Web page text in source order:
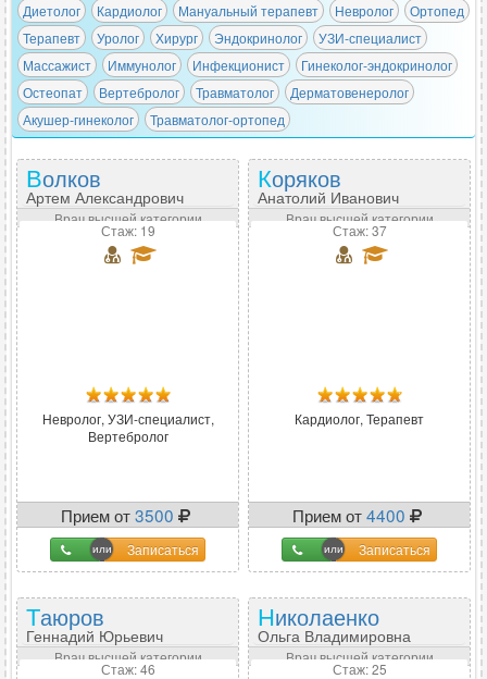
Диетолог
Кардиолог Мануальный терапевт Невролог
Ортопед
Терапевт
Уролог Хирург Эндокринолог
УЗИ-специалист
Массажист
Иммунолог Инфекционист
Гинеколог-эндокринолог
Остеопат
Вертебролог Травматолог
Дерматовенеролог
Акушер-гинеколог
Травматолог-ортопед
Волков
Артем Александрович
Врач высшей категории
Стаж: 19
Невролог, УЗИ-специалист,
Вертебролог
Прием от3500
Записаться
Коряков
Анатолий Иванович
Врач высшей категории
Стаж: 37
Кардиолог, Терапевт
Прием от4400
Записаться
Таюров
Геннадий Юрьевич
Врач высшей категории
Стаж: 46
Николаенко
Ольга Владимировна
Врач высшей категории
Стаж: 25